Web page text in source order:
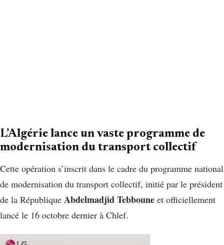
L’Algérie lance un vaste programme de
modernisation du transport collectif
Cette opération s’inscrit dans le cadre du programme national
de modernisation du transport collectif, initié par le président
de la République Abdelmadjid Tebboune et officiellement
lancé le 16 octobre dernier à Chlef.